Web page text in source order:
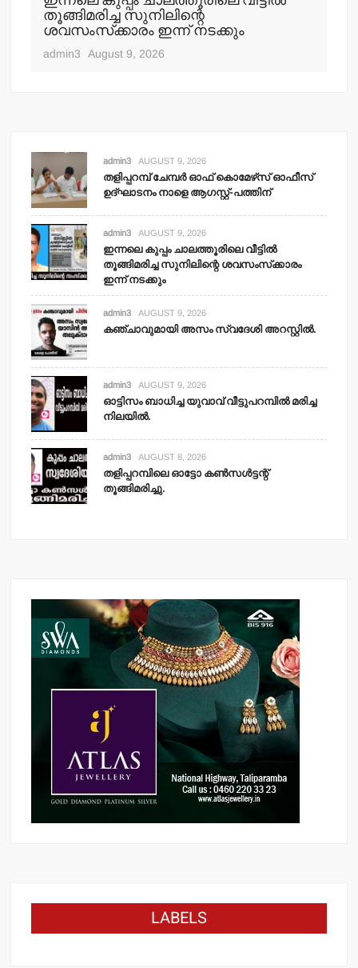
തൂങ്ങിമരിച്ച സുനിലിന്റെ
ശവസംസ്‌ക്കാരം ഇന്ന് നടക്കും
admin3 August 9, 2026
admin3 AUGUST 9, 2026
തളിപ്പറമ്പ് ചേമ്പര്‍ ഓഫ് കൊമേഴ്‌സ് ഓഫീസ്
ഉദ്ഘാടനം നാളെ ആഗസ്റ്റ്-പത്തിന്
admin3 AUGUST 9, 2026
ഇന്നലെ കുപ്പം ചാലത്തൂരിലെ വീട്ടില്‍
തൂങ്ങിമരിച്ച സുനിലിന്റെ ശവസംസ്‌ക്കാരം
ഇന്ന് നടക്കും
admin3 AUGUST 9, 2026
കഞ്ചാവുമായി അസം സ്വദേശി അറസ്റ്റില്‍.
admin3 AUGUST 9, 2026
ഓട്ടിസം ബാധിച്ച യുവാവ് വീട്ടുപറമ്പില്‍ മരിച്ച
നിലയില്‍.
admin3 AUGUST 8, 2026
തളിപ്പറമ്പിലെ ഓട്ടോ കണ്‍സള്‍ട്ടന്റ്
തൂങ്ങിമരിച്ചു.
LABELS